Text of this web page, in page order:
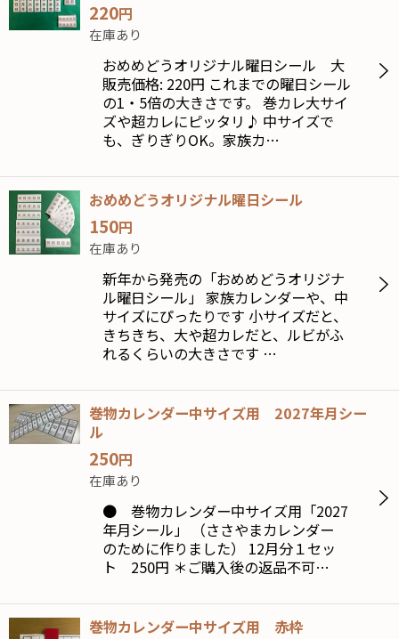
220円
在庫あり
おめめどうオリジナル曜日シール 大
販売価格: 220円 これまでの曜日シール
の1・5倍の大きさです。 巻カレ大サイ
ズや超カレにピッタリ♪ 中サイズで
も、ぎりぎりOK。家族カ…
おめめどうオリジナル曜日シール
150円
在庫あり
新年から発売の「おめめどうオリジナ
ル曜日シール」 家族カレンダーや、中
サイズにぴったりです 小サイズだと、
きちきち、大や超カレだと、ルビがふ
れるくらいの大きさです …
巻物カレンダー中サイズ用 2027年月シー
ル
250円
在庫あり
● 巻物カレンダー中サイズ用「2027
年月シール」 （ささやまカレンダー
のために作りました） 12月分１セッ
ト 250円 ＊ご購入後の返品不可…
巻物カレンダー中サイズ用 赤枠